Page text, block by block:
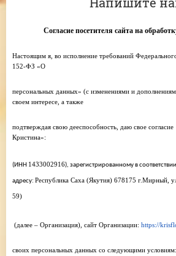
Согласие посетителя сайта на
Настоящим я, во исполнение требований
152-ФЗ «О
персональных данных» (с изменениями и
своем интересе, а также
подтверждая свою дееспособность, даю свое
Кристина»:
(ИНН 1433002916), зарегистрированному в
адресу: Республика Саха (Якутия) 678175 г.Мирный,
59)
(далее – Организация), сайт Организации: https://
своих персональных данных со следующими условиям: